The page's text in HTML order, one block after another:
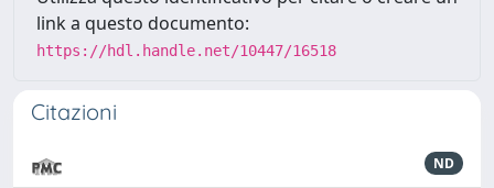
link a questo documento:
https://hdl.handle.net/10447/16518
Citazioni
ND